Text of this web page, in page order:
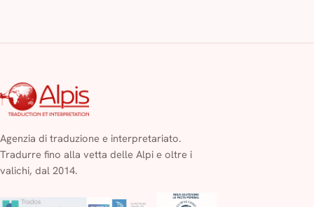
Agenzia di traduzione e interpretariato.
Tradurre fino alla vetta delle Alpi e oltre i
valichi, dal 2014.